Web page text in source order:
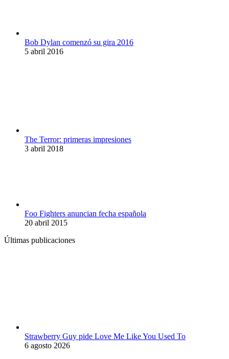
Bob Dylan comenzó su gira 2016
5 abril 2016
The Terror: primeras impresiones
3 abril 2018
Foo Fighters anuncian fecha española
20 abril 2015
Últimas publicaciones
Strawberry Guy pide Love Me Like You Used To
6 agosto 2026